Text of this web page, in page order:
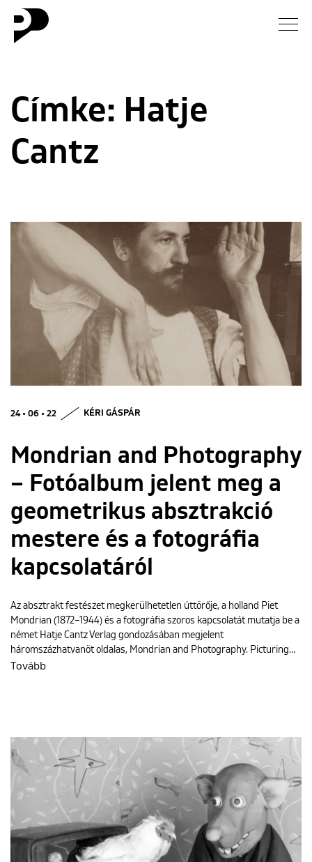
Galéria
Rólunk
ENGLISH
Címke: Hatje
Cantz
24 • 06 • 22 KÉRI GÁSPÁR
Mondrian and Photography
– Fotóalbum jelent meg a
geometrikus absztrakció
mestere és a fotográfia
kapcsolatáról
Az absztrakt festészet megkerülhetetlen úttörője, a holland Piet
Mondrian (1872–1944) és a fotográfia szoros kapcsolatát mutatja be a
német Hatje Cantz Verlag gondozásában megjelent
háromszázhatvanöt oldalas, Mondrian and Photography. Picturing…
Tovább